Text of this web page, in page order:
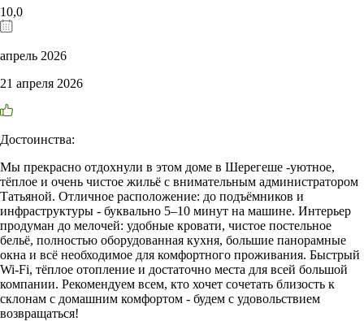
10,0
апрель 2026
21 апреля 2026
Достоинства:
Мы прекрасно отдохнули в этом доме в Шерегеше -уютное,
тёплое и очень чистое жильё с внимательным администратором
Татьяной. Отличное расположение: до подъёмников и
инфраструктуры - буквально 5–10 минут на машине. Интерьер
продуман до мелочей: удобные кровати, чистое постельное
бельё, полностью оборудованная кухня, большие панорамные
окна и всё необходимое для комфортного проживания. Быстрый
Wi‑Fi, тёплое отопление и достаточно места для всей большой
компании. Рекомендуем всем, кто хочет сочетать близость к
склонам с домашним комфортом - будем с удовольствием
возвращаться!